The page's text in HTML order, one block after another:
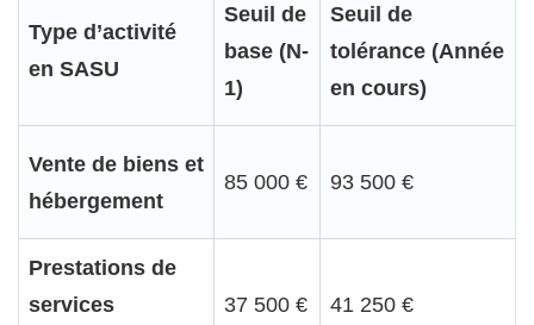
Type d’activité
en SASU
Seuil de
base (N-
1)
Seuil de
tolérance (Année
en cours)
Vente de biens et
hébergement
85 000 € 93 500 €
Prestations de
services
37 500 € 41 250 €